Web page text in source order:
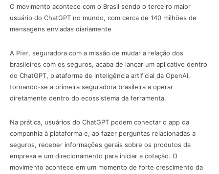
O movimento acontece com o Brasil sendo o terceiro maior
usuário do ChatGPT no mundo, com cerca de 140 milhões de
mensagens enviadas diariamente
A Pier, seguradora com a missão de mudar a relação dos
brasileiros com os seguros, acaba de lançar um aplicativo dentro
do ChatGPT, plataforma de inteligência artificial da OpenAI,
tornando-se a primeira seguradora brasileira a operar
diretamente dentro do ecossistema da ferramenta.
Na prática, usuários do ChatGPT podem conectar o app da
companhia à plataforma e, ao fazer perguntas relacionadas a
seguros, receber informações gerais sobre os produtos da
empresa e um direcionamento para iniciar a cotação. O
movimento acontece em um momento de forte crescimento da